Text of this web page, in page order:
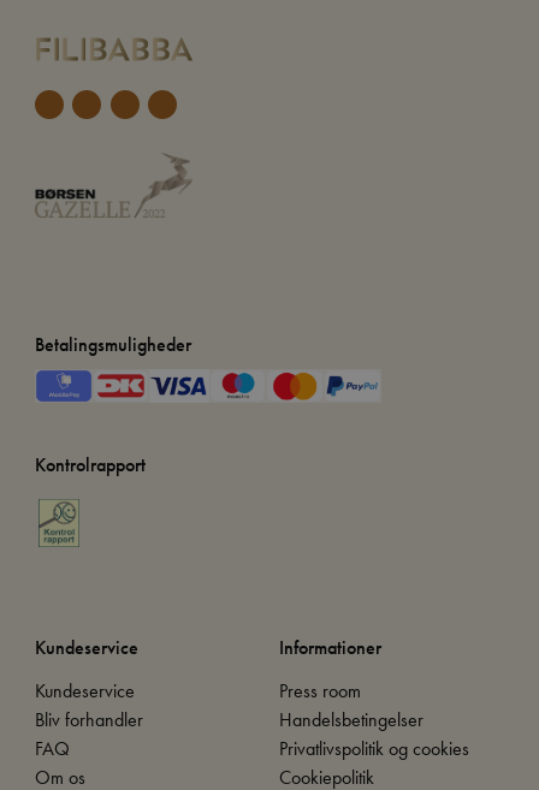
Betalingsmuligheder
Kontrolrapport
Kundeservice
Kundeservice
Bliv forhandler
FAQ
Om os
Informationer
Press room
Handelsbetingelser
Privatlivspolitik og cookies
Cookiepolitik